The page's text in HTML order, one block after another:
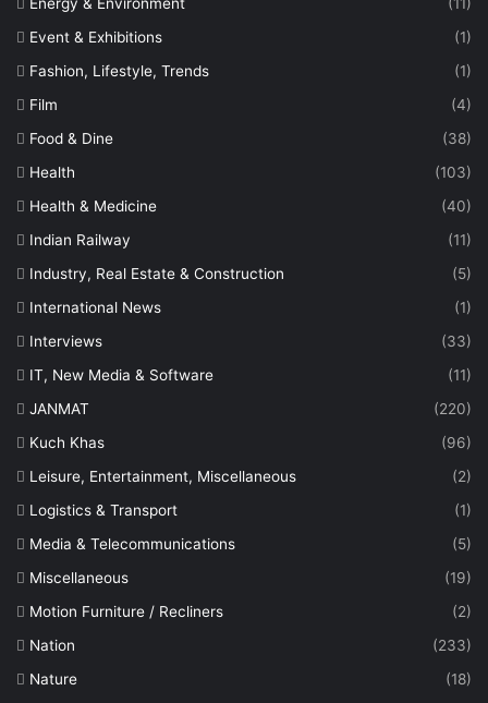
Event & Exhibitions
(1)
Fashion, Lifestyle, Trends
(1)
Film
(4)
Food & Dine
(38)
Health
(103)
Health & Medicine
(40)
Indian Railway
(11)
Industry, Real Estate & Construction
(5)
International News
(1)
Interviews
(33)
IT, New Media & Software
(11)
JANMAT
(220)
Kuch Khas
(96)
Leisure, Entertainment, Miscellaneous
(2)
Logistics & Transport
(1)
Media & Telecommunications
(5)
Miscellaneous
(19)
Motion Furniture / Recliners
(2)
Nation
(233)
Nature
(18)